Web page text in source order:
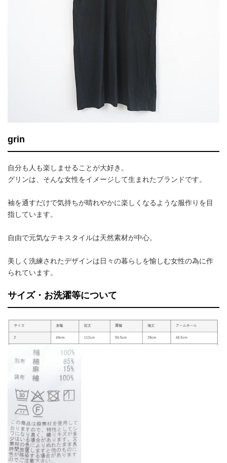
grin
自分も人も楽しませることが大好き。
グリンは、そんな女性をイメージして生まれたブランドです。
袖を通すだけで気持ちが晴れやかに楽しくなるような服作りを目
指しています。
自由で元気なテキスタイルは天然素材が中心。
美しく洗練されたデザインは日々の暮らしを愉しむ女性の為に作
られています。
サイズ・お洗濯等について